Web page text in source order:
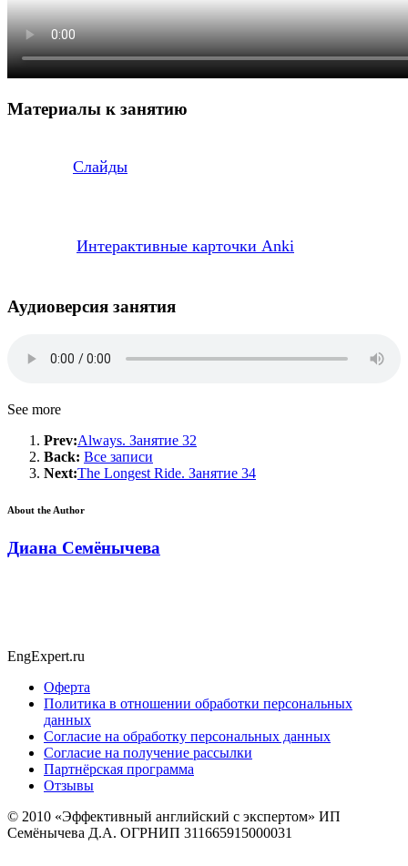
Материалы к занятию
Слайды
Интерактивные карточки Anki
Аудиоверсия занятия
See more
Prev:Always. Занятие 32
Back: Все записи
Next:The Longest Ride. Занятие 34
About the Author
Диана Семёнычева
EngExpert.ru
Оферта
Политика в отношении обработки персональных
данных
Согласие на обработку персональных данных
Согласие на получение рассылки
Партнёрская программа
Отзывы
© 2010 «Эффективный английский с экспертом» ИП
Семёнычева Д.А. ОГРНИП 311665915000031